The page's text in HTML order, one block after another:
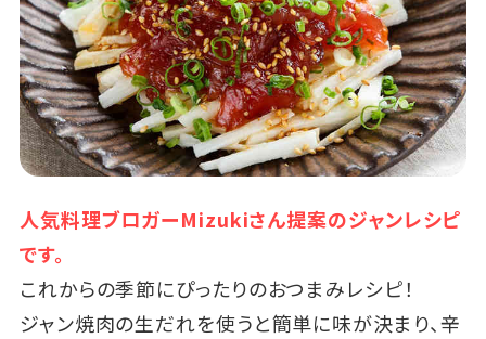
人気料理ブロガーMizukiさん提案のジャンレシピ
です。
これからの季節にぴったりのおつまみレシピ！
ジャン焼肉の生だれを使うと簡単に味が決まり、辛